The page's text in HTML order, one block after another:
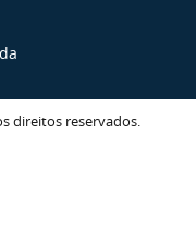
direitos reservados.